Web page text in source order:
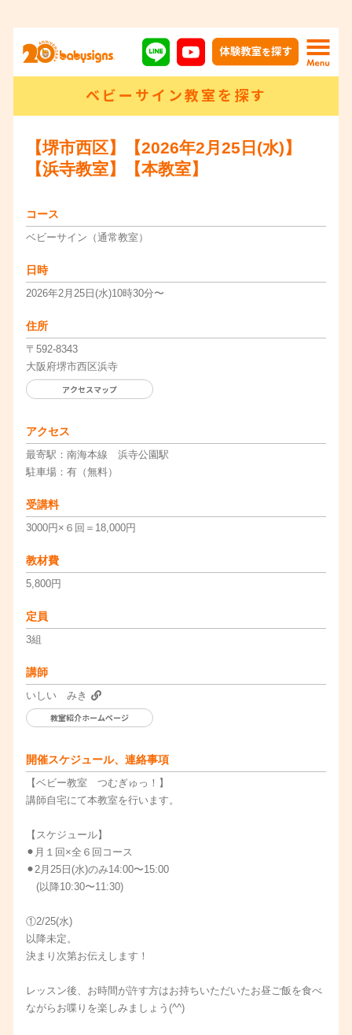
ベビーサイン教室を探す
【堺市西区】【2026年2月25日(水)】
【浜寺教室】【本教室】
コース
ベビーサイン（通常教室）
日時
2026年2月25日(水)10時30分〜
住所
〒592-8343
大阪府堺市西区浜寺
アクセスマップ
アクセス
最寄駅：南海本線 浜寺公園駅
駐車場：有（無料）
受講料
3000円×６回＝18,000円
教材費
5,800円
定員
3組
講師
いしい みき
教室紹介ホームページ
開催スケジュール、連絡事項
【ベビー教室 つむぎゅっ！】
講師自宅にて本教室を行います。
【スケジュール】
⚫︎月１回×全６回コース
⚫︎2月25日(水)のみ14:00〜15:00
(以降10:30〜11:30)
①2/25(水)
以降未定。
決まり次第お伝えします！
レッスン後、お時間が許す方はお持ちいただいたお昼ご飯を食べ
ながらお喋りを楽しみましょう(^^)